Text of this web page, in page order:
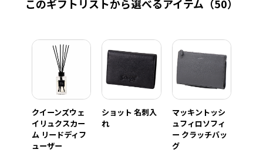
このギフトリストから選べるアイテム （50）
クイーンズウェ
イリュクスカー
ム リードディフ
ューザー
ショット 名刺入
れ
マッキントッシ
ュフィロソフィ
ー クラッチバッ
グ